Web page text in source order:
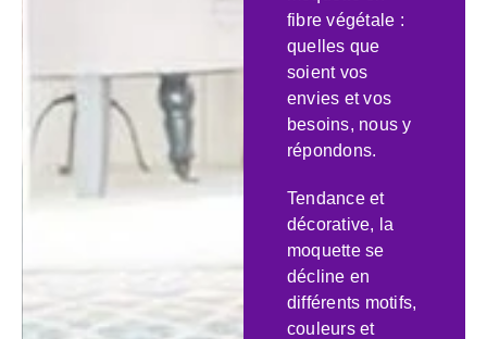
fibre végétale :
quelles que
soient vos
envies et vos
besoins, nous y
répondons.
Tendance et
décorative, la
moquette se
décline en
différents motifs,
couleurs et